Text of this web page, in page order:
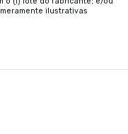
ilustrativas